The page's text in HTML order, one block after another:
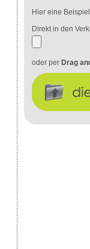
Hier eine
Direkt in den
oder per Drag